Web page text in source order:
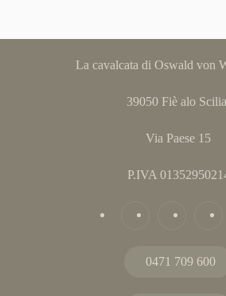
La cavalcata di Oswald von
39050 Fiè alo
Via Paese 15
P.IVA
0471 709 600